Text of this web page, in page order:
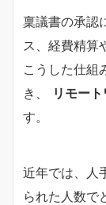
稟議書の承認
ス、経費精算
こうした仕組
き、
リモー
す。
近年では、人
られた人数で